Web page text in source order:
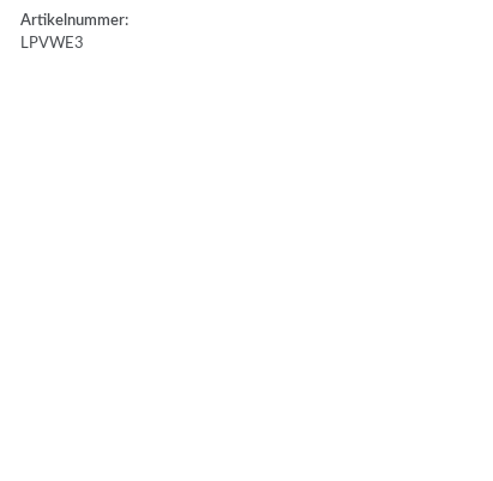
Artikelnummer:
LPVWE3